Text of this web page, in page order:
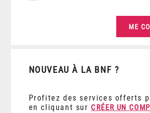
NOUVEAU À LA BNF ?
Profitez des services offerts
en cliquant sur CRÉER UN